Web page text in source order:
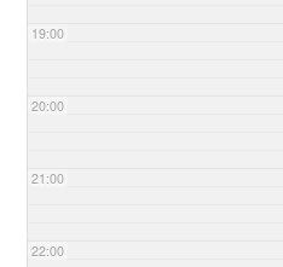
19:00
20:00
21:00
22:00